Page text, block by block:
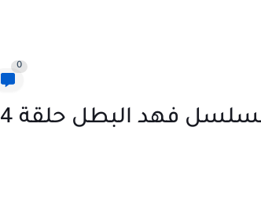
0
مسلسل فهد البطل الحلقة الرابعه مسلسل فهد البطل حلقة 4